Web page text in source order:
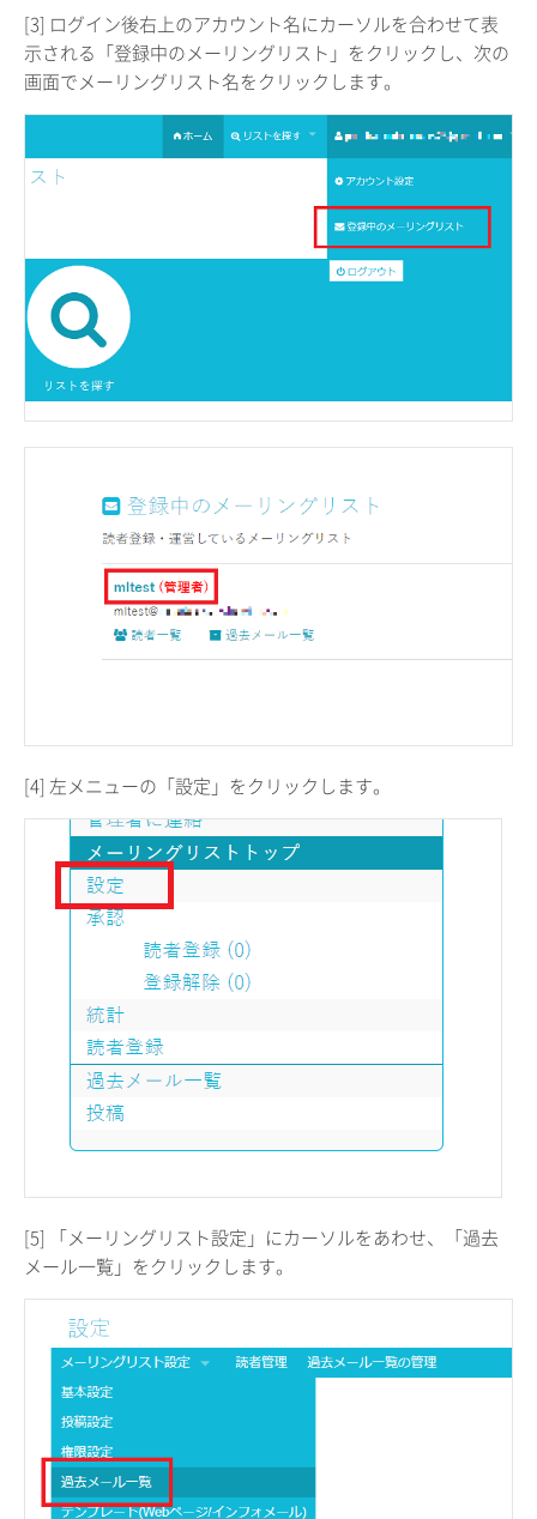
[3] ログイン後右上のアカウント名にカーソルを合わせて表
示される「登録中のメーリングリスト」をクリックし、次の
画面でメーリングリスト名をクリックします。
[4] 左メニューの「設定」をクリックします。
[5] 「メーリングリスト設定」にカーソルをあわせ、「過去
メール一覧」をクリックします。